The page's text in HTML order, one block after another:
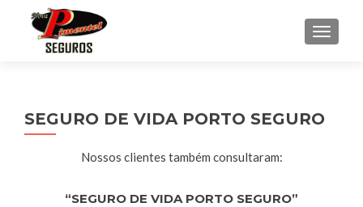
SEGURO DE VIDA PORTO SEGURO
Nossos clientes também consultaram:
“SEGURO DE VIDA PORTO SEGURO”